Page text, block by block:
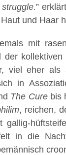
”
und Haar
mit
viel eher
in
The Curebis
, reichen,
gallig-
in die